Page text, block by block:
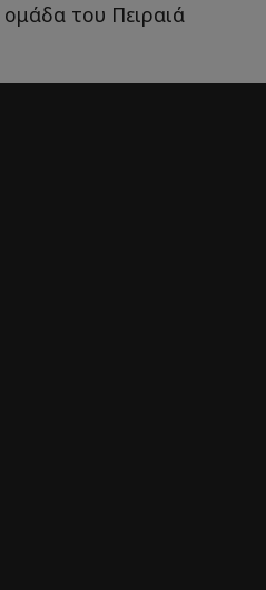
ομάδα του Πειραιά